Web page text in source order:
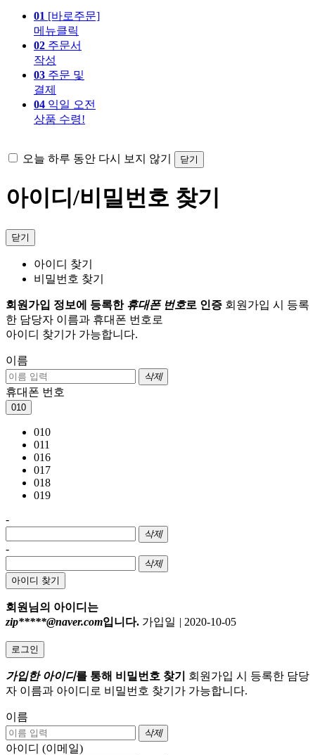
01 [바로주문]
메뉴클릭
02 주문서
작성
03 주문 및
결제
04 익일 오전
상품 수령!
오늘 하루 동안 다시 보지 않기 닫기
아이디/비밀번호 찾기
닫기
아이디 찾기
비밀번호 찾기
회원가입 정보에 등록한 휴대폰 번호로 인증 회원가입 시 등록
한 담당자 이름과 휴대폰 번호로
아이디 찾기가 가능합니다.
이름
삭제
휴대폰 번호
010
010
011
016
017
018
019
-
삭제
-
삭제
아이디 찾기
회원님의 아이디는
zip*****@naver.com입니다. 가입일 | 2020-10-05
로그인
가입한 아이디를 통해 비밀번호 찾기
회원가입 시 등록한 담당
자 이름과 아이디로 비밀번호 찾기가 가능합니다.
이름
삭제
아이디 (이메일)